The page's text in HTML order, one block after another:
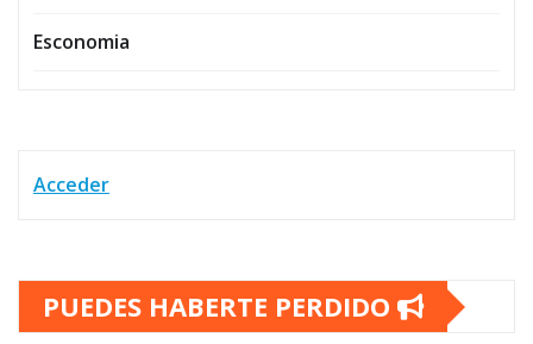
Esconomia
Acceder
PUEDES HABERTE PERDIDO